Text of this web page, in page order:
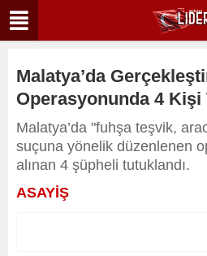
Malatya’da
Operasyonunda 4 Kişi
Malatya’da "fuhşa teşvik,
suçuna yönelik düzenlenen
alınan 4 şüpheli tutuklandı.
ASAYİŞ